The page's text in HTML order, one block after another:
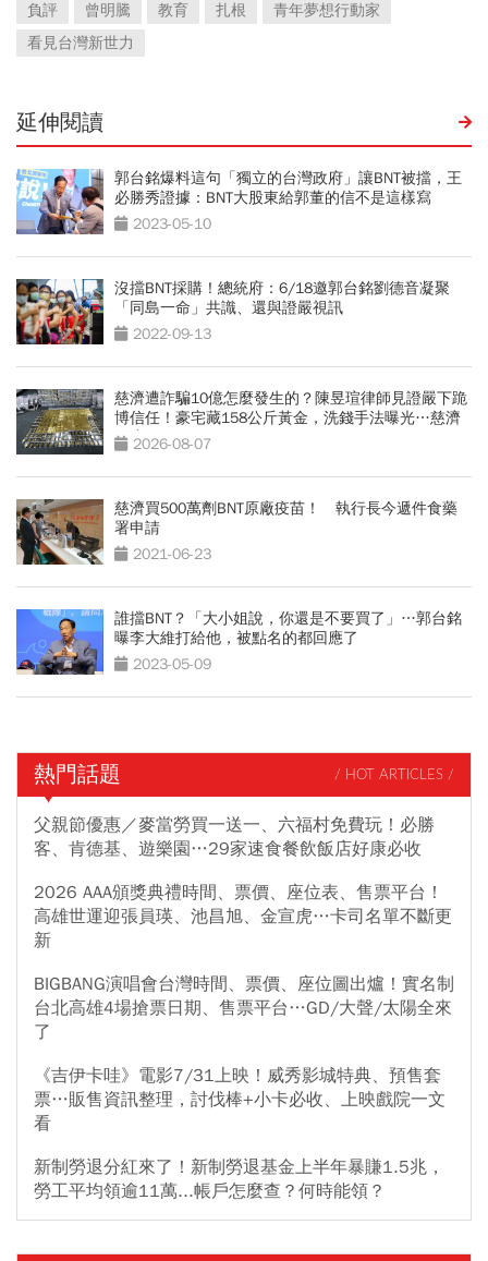
負評
曾明騰 教育 扎根
青年夢想行動家
看見台灣新世力
延伸閱讀
郭台銘爆料這句「獨立的台灣政府」讓BNT被擋，王
必勝秀證據：BNT大股東給郭董的信不是這樣寫
2023-05-10
沒擋BNT採購！總統府：6/18邀郭台銘劉德音凝聚
「同島一命」共識、還與證嚴視訊
2022-09-13
慈濟遭詐騙10億怎麼發生的？陳昱瑄律師見證嚴下跪
博信任！豪宅藏158公斤黃金，洗錢手法曝光…慈濟
回應了
2026-08-07
慈濟買500萬劑BNT原廠疫苗！ 執行長今遞件食藥
署申請
2021-06-23
誰擋BNT？「大小姐說，你還是不要買了」…郭台銘
曝李大維打給他，被點名的都回應了
2023-05-09
熱門話題 / HOT ARTICLES /
父親節優惠／麥當勞買一送一、六福村免費玩！必勝
客、肯德基、遊樂園…29家速食餐飲飯店好康必收
2026 AAA頒獎典禮時間、票價、座位表、售票平台！
高雄世運迎張員瑛、池昌旭、金宣虎…卡司名單不斷更
新
BIGBANG演唱會台灣時間、票價、座位圖出爐！實名制
台北高雄4場搶票日期、售票平台…GD/大聲/太陽全來
了
《吉伊卡哇》電影7/31上映！威秀影城特典、預售套
票…販售資訊整理，討伐棒+小卡必收、上映戲院一文
看
新制勞退分紅來了！新制勞退基金上半年暴賺1.5兆，
勞工平均領逾11萬...帳戶怎麼查？何時能領？